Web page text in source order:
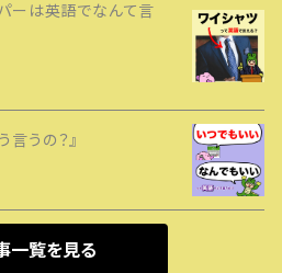
ーは英語でなんて言
言うの？』
一覧を見る